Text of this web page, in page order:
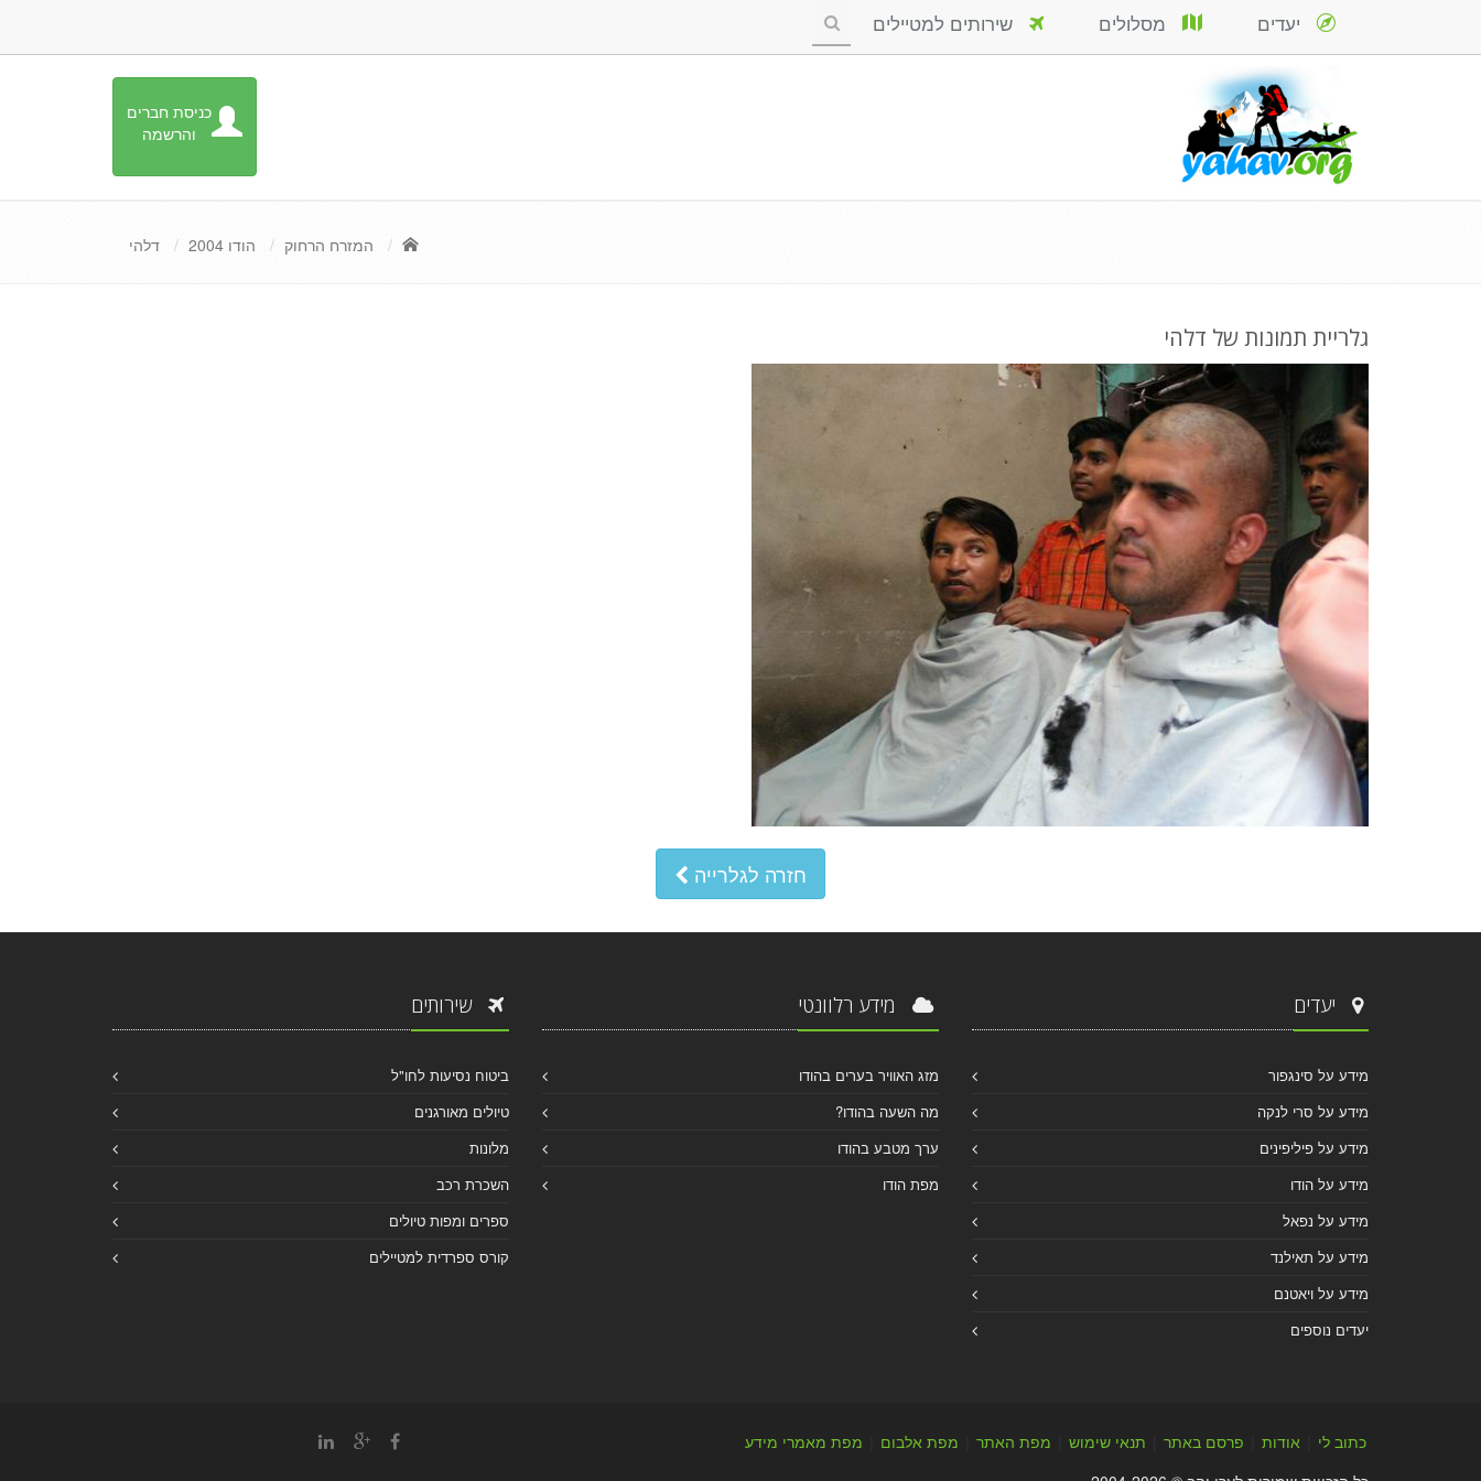
כניסת חברים
והרשמה
יעדים מסלולים שירותים למטיילים
המזרח הרחוק הודו 2004 דלהי
גלריית תמונות של דלהי
חזרה לגלרייה
יעדים
מידע על סינגפור
מידע על סרי לנקה
מידע על פיליפינים
מידע על הודו
מידע על נפאל
מידע על תאילנד
מידע על ויאטנם
יעדים נוספים
מידע רלוונטי
מזג האוויר בערים בהודו
מה השעה בהודו?
ערך מטבע בהודו
מפת הודו
שירותים
ביטוח נסיעות לחו"ל
טיולים מאורגנים
מלונות
השכרת רכב
ספרים ומפות טיולים
קורס ספרדית למטיילים
כתוב לי אודות פרסם באתר תנאי שימוש מפת האתר מפת אלבום
מפת מאמרי מידע